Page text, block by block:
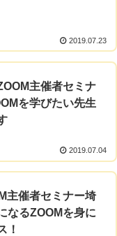
2019.07.23
主催者セミナ
を学びたい先生
2019.07.04
主催者セミナー埼
なるZOOMを身に
！